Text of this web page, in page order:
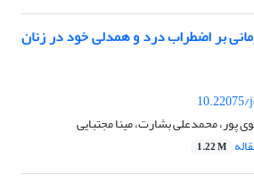
بر اضطراب درد و همدلی خود در زنان
پور، محمدعلی بشارت، مینا مجتبایی
1.22 M